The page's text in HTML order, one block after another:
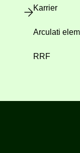
Karrier
Arculati
RRF